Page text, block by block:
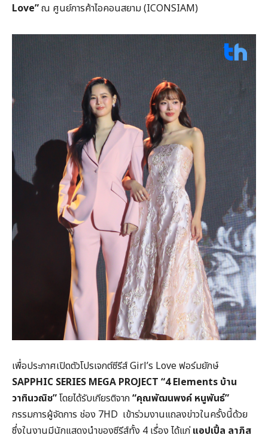
Love”ณ ศูนย์การค้าไอคอนสยาม (ICONSIAM)
เพื่อประกาศเปิดตัวโปรเจกต์ซีรีส์ Girl’s Love ฟอร์มยักษ์
SAPPHIC SERIES MEGA PROJECT “4 Elements บ้าน
วาทินวณิช”โดยได้รับเกียรติจาก“คุณพัฒนพงค์ หนูพันธ์”
กรรมการผู้จัดการ ช่อง 7HD เข้าร่วมงานแถลงข่าวในครั้งนี้ด้วย
ซึ่งในงานมีนักแสดงนำของซีรีส์ทั้ง 4 เรื่อง ได้แก่แอปเปิ้ล ลาภิส